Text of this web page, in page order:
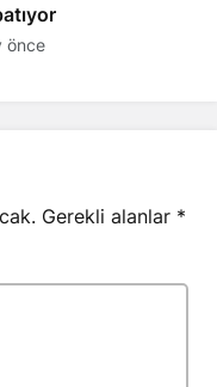
önce
Gerekli alanlar *